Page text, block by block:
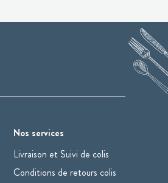
Nos services
Livraison et Suivi de colis
Conditions de retours colis